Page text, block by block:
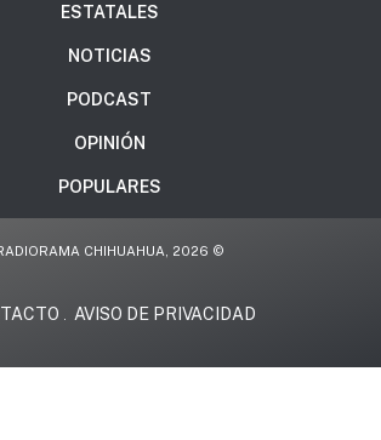
ESTATALES
NOTICIAS
PODCAST
OPINIÓN
POPULARES
CHIHUAHUA, 2026 ©
AVISO DE PRIVACIDAD